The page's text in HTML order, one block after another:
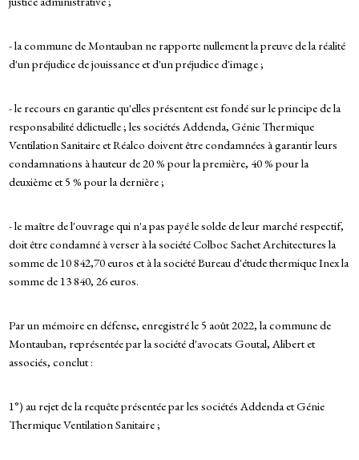
- la commune de Montauban ne rapporte nullement la preuve de la réalité
d'un préjudice de jouissance et d'un préjudice d'image ;
- le recours en garantie qu'elles présentent est fondé sur le principe de la
responsabilité délictuelle ; les sociétés Addenda, Génie Thermique
Ventilation Sanitaire et Réalco doivent être condamnées à garantir leurs
condamnations à hauteur de 20 % pour la première, 40 % pour la
deuxième et 5 % pour la dernière ;
- le maître de l'ouvrage qui n'a pas payé le solde de leur marché respectif,
doit être condamné à verser à la société Colboc Sachet Architectures la
somme de 10 842,70 euros et à la société Bureau d'étude thermique Inex la
somme de 13 840, 26 euros.
Par un mémoire en défense, enregistré le 5 août 2022, la commune de
Montauban, représentée par la société d'avocats Goutal, Alibert et
associés, conclut :
1°) au rejet de la requête présentée par les sociétés Addenda et Génie
Thermique Ventilation Sanitaire ;